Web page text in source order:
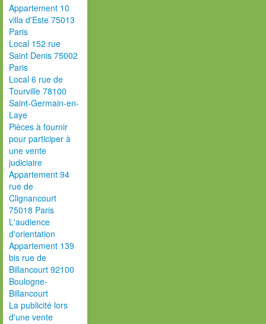
Appartement 10
villa d'Este 75013
Paris
Local 152 rue
Saint Denis 75002
Paris
Local 6 rue de
Tourville 78100
Saint-Germain-en-
Laye
Pièces à fournir
pour participer à
une vente
judiciaire
Appartement 94
rue de
Clignancourt
75018 Paris
L'audience
d'orientation
Appartement 139
bis rue de
Billancourt 92100
Boulogne-
Billancourt
La publicité lors
d'une vente